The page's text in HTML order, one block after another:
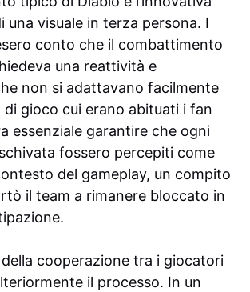
una visuale in terza persona. I
conto che il combattimento
una reattività e
non si adattavano facilmente
di gioco cui erano abituati i fan
essenziale garantire che ogni
fossero percepiti come
del gameplay, un compito
il team a rimanere bloccato in
cooperazione tra i giocatori
il processo. In un